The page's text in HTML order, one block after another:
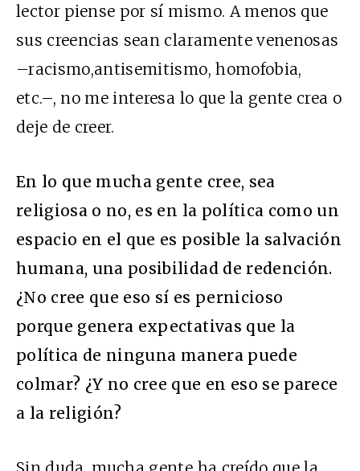
lector piense por sí mismo. A menos que
sus creencias sean claramente venenosas
–racismo,antisemitismo, homofobia,
etc.–, no me interesa lo que la gente crea o
deje de creer.
En lo que mucha gente cree, sea
religiosa o no, es en la política como un
espacio en el que es posible la salvación
humana, una posibilidad de redención.
¿No cree que eso sí es pernicioso
porque genera expectativas que la
política de ninguna manera puede
colmar? ¿Y no cree que en eso se parece
a la religión?